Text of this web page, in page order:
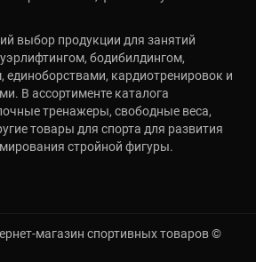
выбор продукции для занятий
бодибилдингом,
единоборствами, кардиотренировок и
В ассортименте каталога
тренажеры, свободные веса,
товары для спорта для развития
стройной фигуры.
магазин спортивных товаров ©